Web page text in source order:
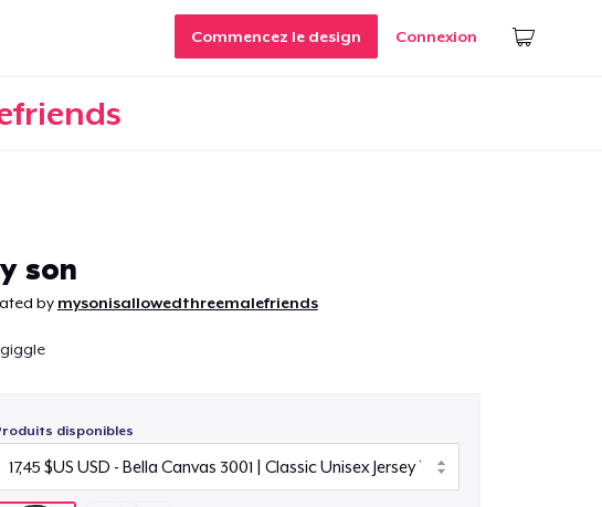
Commencez le design Connexion
son
by mysonisallowedthreemalefriends
disponibles